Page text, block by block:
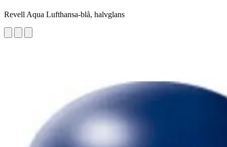
Revell Aqua Lufthansa-blå, halvglans